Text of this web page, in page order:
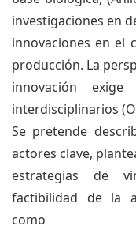
investigaciones en
innovaciones en el
producción. La
innovación exige
interdisciplinarios
Se pretende
actores clave,
estrategias de
factibilidad de la
como